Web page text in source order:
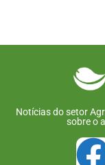
Notícias do setor
sobre o